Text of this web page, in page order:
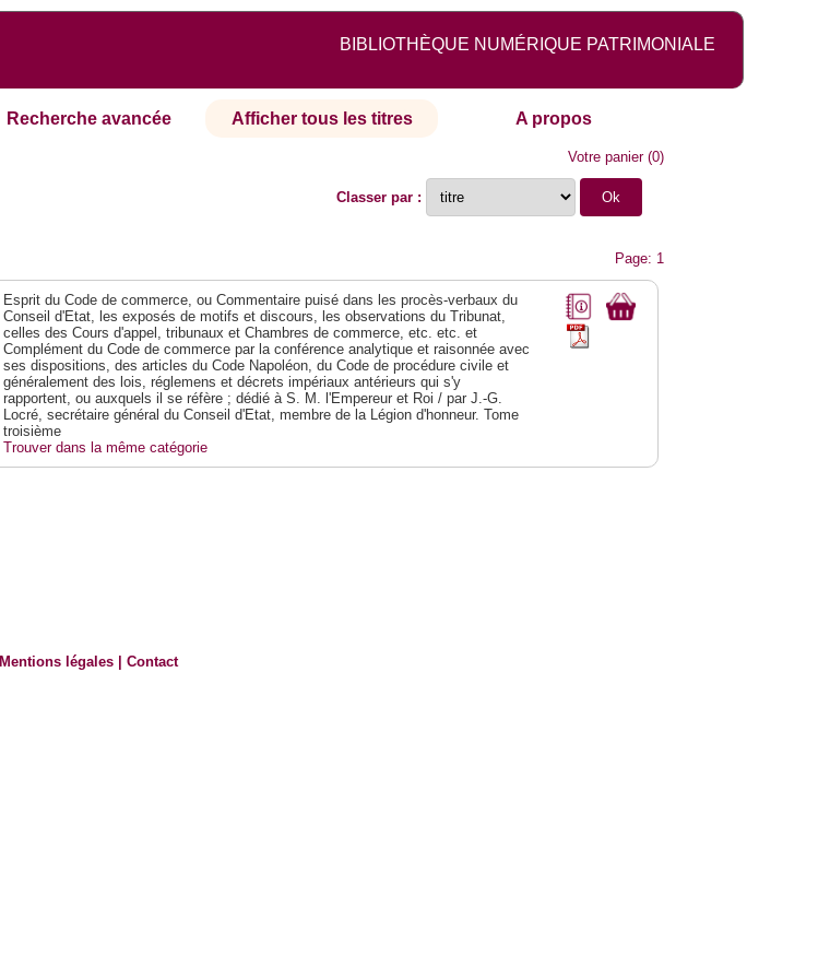
BIBLIOTHÈQUE NUMÉRIQUE PATRIMONIALE
Recherche avancée Afficher tous les titres A propos
Votre panier(0)
Classer par :
Page: 1
Esprit du Code de commerce, ou Commentaire puisé dans les procès-verbaux du
Conseil d'Etat, les exposés de motifs et discours, les observations du Tribunat,
celles des Cours d'appel, tribunaux et Chambres de commerce, etc. etc. et
Complément du Code de commerce par la conférence analytique et raisonnée avec
ses dispositions, des articles du Code Napoléon, du Code de procédure civile et
généralement des lois, réglemens et décrets impériaux antérieurs qui s'y
rapportent, ou auxquels il se réfère ; dédié à S. M. l'Empereur et Roi / par J.-G.
Locré, secrétaire général du Conseil d'Etat, membre de la Légion d'honneur. Tome
troisième
Trouver dans la même catégorie
Mentions légales |Contact